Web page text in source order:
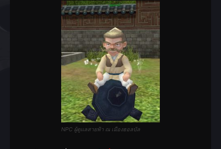
NPC ผู้ดูแลสายฟ้า ณ เมืองฮอลบัล